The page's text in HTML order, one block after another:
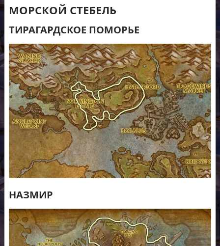
МОРСКОЙ СТЕБЕЛЬ
ТИРАГАРДСКОЕ ПОМОРЬЕ
НАЗМИР